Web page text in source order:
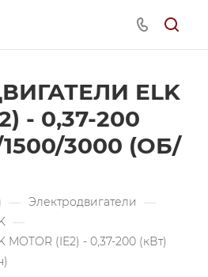
ELK
- 0,37-200
3000 (ОБ/
— Электродвигатели —
—
MOTOR (IE2) - 0,37-200 (кВт)